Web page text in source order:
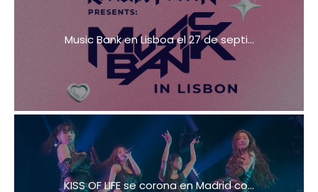
Music Bank en Lisboa el 27 de septi...
KISS OF LIFE se corona en Madrid co...